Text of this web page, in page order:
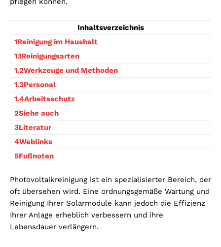
Inhaltsverzeichnis
1Reinigung im Haushalt
1.1Reinigungsarten
1.2Werkzeuge und Methoden
1.3Personal
1.4Arbeitsschutz
2Siehe auch
3Literatur
4Weblinks
5Fußnoten
Photovoltaikreinigung ist ein spezialisierter Bereich, der
oft übersehen wird. Eine ordnungsgemäße Wartung und
Reinigung Ihrer Solarmodule kann jedoch die Effizienz
Ihrer Anlage erheblich verbessern und ihre
Lebensdauer verlängern.